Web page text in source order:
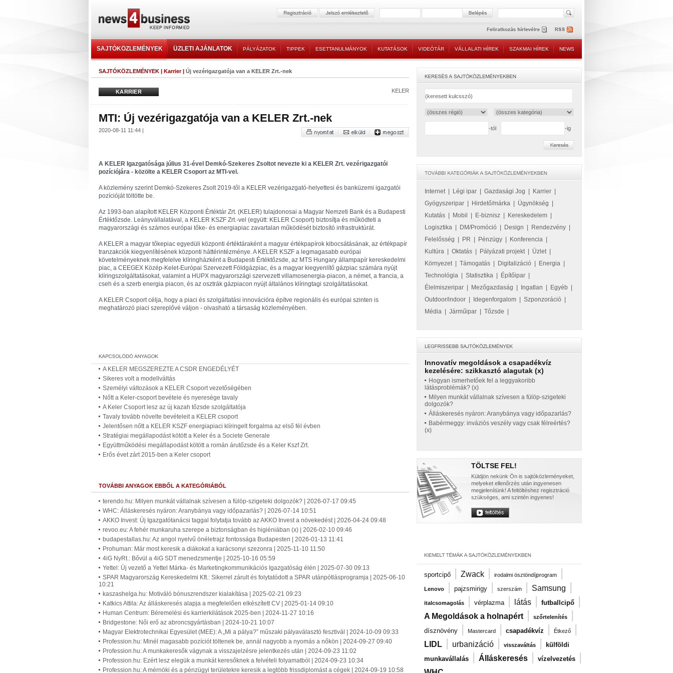
SAJTÓKÖZLEMÉNYEK ÜZLETI AJÁNLATOK PÁLYÁZATOK TIPPEK ESETTANULMÁNYOK KUTATÁSOK VIDEÓTÁR VÁLLALATI HÍREK SZAKMAI HÍREK NEWS
SAJTÓKÖZLEMÉNYEK | Karrier| Új vezérigazgatója van a KELER Zrt.-nek
KARRIER KELER
MTI: Új vezérigazgatója van a KELER Zrt.-nek
2020-08-11 11:44 |
A KELER Igazgatósága július 31-ével Demkó-Szekeres Zsoltot nevezte ki a KELER Zrt. vezérigazgatói
pozíciójára - közölte a KELER Csoport az MTI-vel.
A közlemény szerint Demkó-Szekeres Zsolt 2019-től a KELER vezérigazgató-helyettesi és banküzemi igazgatói
pozícióját töltötte be.
Az 1993-ban alapított KELER Központi Értéktár Zrt. (KELER) tulajdonosai a Magyar Nemzeti Bank és a Budapesti
Értéktőzsde. Leányvállalatával, a KELER KSZF Zrt.-vel (együtt: KELER Csoport) biztosítja és működteti a
magyarországi és számos európai tőke- és energiapiac zavartalan működését biztosító infrastruktúrát.
A KELER a magyar tőkepiac egyedüli központi értéktáraként a magyar értékpapírok kibocsátásának, az értékpapír
tranzakciók kiegyenlítésének központi háttérintézménye. A KELER KSZF a legmagasabb európai
követelményeknek megfelelve klíringházként a Budapesti Értéktőzsde, az MTS Hungary állampapír kereskedelmi
piac, a CEEGEX Közép-Kelet-Európai Szervezett Földgázpiac, és a magyar kiegyenlítő gázpiac számára nyújt
klíringszolgáltatásokat, valamint a HUPX magyarországi szervezett villamosenergia-piacon, a német, a francia, a
cseh és a szerb energia piacon, és az osztrák gázpiacon nyújt általános klíringtagi szolgáltatásokat.
A KELER Csoport célja, hogy a piaci és szolgáltatási innovációra építve regionális és európai szinten is
meghatározó piaci szereplővé váljon - olvasható a társaság közleményében.
A KELER MEGSZEREZTE A CSDR ENGEDÉLYÉT
Sikeres volt a modellváltás
Személyi változások a KELER Csoport vezetőségében
Nőtt a Keler-csoport bevétele és nyeresége tavaly
A Keler Csoport lesz az új kazah tőzsde szolgáltatója
Tavaly tovább növelte bevételeit a KELER csoport
Jelentősen nőtt a KELER KSZF energiapiaci klíringelt forgalma az első fél évben
Stratégiai megállapodást kötött a Keler és a Societe Generale
Együttműködési megállapodást kötött a román árutőzsde és a Keler Kszf Zrt.
Erős évet zárt 2015-ben a Keler csoport
TOVÁBBI ANYAGOK EBBŐL A KATEGÓRIÁBÓL
terendo.hu: Milyen munkát vállalnak szívesen a fülöp-szigeteki dolgozók? | 2026-07-17 09:45
WHC: Álláskeresés nyáron: Aranybánya vagy időpazarlás? | 2026-07-14 10:51
AKKO Invest: Új Igazgatótanácsi taggal folytatja tovább az AKKO Invest a növekedést | 2026-04-24 09:48
revoo.eu: A fehér munkaruha szerepe a biztonságban és higiéniában (x) | 2026-02-10 09:46
budapestallas.hu: Az angol nyelvű önéletrajz fontossága Budapesten | 2026-01-13 11:41
Prohuman: Már most keresik a diákokat a karácsonyi szezonra | 2025-11-10 11:50
4iG NyRt.: Bővül a 4iG SDT menedzsmentje | 2025-10-16 05:59
Yettel: Új vezető a Yettel Márka- és Marketingkommunikációs Igazgatóság élén | 2025-07-30 09:13
SPAR Magyarország Kereskedelmi Kft.: Sikerrel zárult és folytatódott a SPAR utánpótlásprogramja | 2025-06-10
10:21
kaszashelga.hu: Motiváló bónuszrendszer kialakítása | 2025-02-21 09:23
Katkics Attila: Az álláskeresés alapja a megfelelően elkészített CV | 2025-01-14 09:10
Human Centrum: Béremelési és karrierkilátások 2025-ben | 2024-11-27 10:16
Bridgestone: Női erő az abroncsgyártásban | 2024-10-21 10:07
Magyar Elektrotechnikai Egyesület (MEE): A „Mi a pálya?” műszaki pályaválasztó fesztivál | 2024-10-09 09:33
Profession.hu: Minél magasabb pozíciót töltenek be, annál nagyobb a nyomás a nőkön | 2024-09-27 09:40
Profession.hu: A munkakeresők vágynak a visszajelzésre jelentkezés után | 2024-09-23 11:02
Profession.hu: Ezért lesz elegük a munkát keresőknek a felvételi folyamatból | 2024-09-23 10:34
Profession.hu: A mérnöki és a pénzügyi területekre keresik a legtöbb frissdiplomást a cégek | 2024-09-19 10:58
-tól -ig
Internet| Légi ipar Gazdasági Jog Karrier
Gyógyszeripar
Hirdető/márka Ügynökség
Kutatás
Mobil E-biznisz Kereskedelem
Logisztika
DM/Promóció Design Rendezvény
Felelősség
PR Pénzügy Konferencia
Kultúra
Oktatás Pályázati projekt| Üzlet|
Környezet| Támogatás Digitalizáció Energia
Technológia
Statisztika Építőipar
Élelmiszeripar
Mezőgazdaság Ingatlan Egyéb
Outdoor/indoor
Idegenforgalom Szponzoráció
Média
Járműipar Tőzsde
Innovatív megoldások a csapadékvíz
kezelésére: szikkasztó alagutak (x)
Hogyan ismerhetőek fel a leggyakoribb
látásproblémák? (x)
Milyen munkát vállalnak szívesen a fülöp-szigeteki
dolgozók?
Álláskeresés nyáron: Aranybánya vagy időpazarlás?
Babérmeggy: inváziós veszély vagy csak félreértés?
(x)
TÖLTSE FEL!
Küldjön nekünk Ön is sajtóközleményeket,
melyeket ellenőrzés után ingyenesen
megjelenítünk! A feltöltéshez regisztráció
szükséges, ami szintén ingyenes!
sportcipő | Zwack | irodalmi ösztöndíjprogram |
Lenovo | pajzsmirigy | szerszám | Samsung |
italcsomagolás | vérplazma | látás | futballcipő |
A Megoldások a holnapért | szőrtelenítés |
dísznövény | Mastercard | csapadékvíz | Étkező |
LIDL | urbanizáció | visszaváltás |
külföldi
munkavállalás | Álláskeresés | vízelvezetés |